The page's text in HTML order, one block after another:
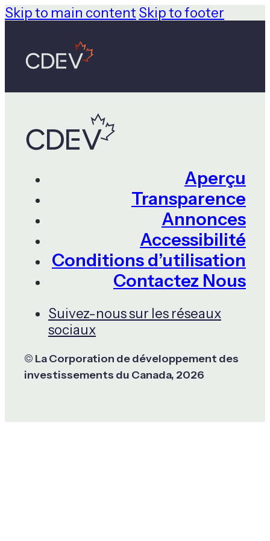
Skip to main content Skip to footer
Aperçu
Transparence
Annonces
Accessibilité
Conditions d’utilisation
Contactez Nous
Suivez-nous sur les réseaux
sociaux
© La Corporation de développement des
investissements du Canada, 2026